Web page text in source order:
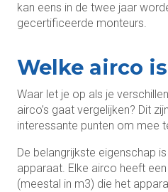
kan eens in de twee jaar
gecertificeerde monteurs.
Welke airco
Waar let je op als je
airco’s gaat vergelijken? Dit
interessante punten om mee
De belangrijkste eigenschap
apparaat. Elke airco heeft
(meestal in m3) die het